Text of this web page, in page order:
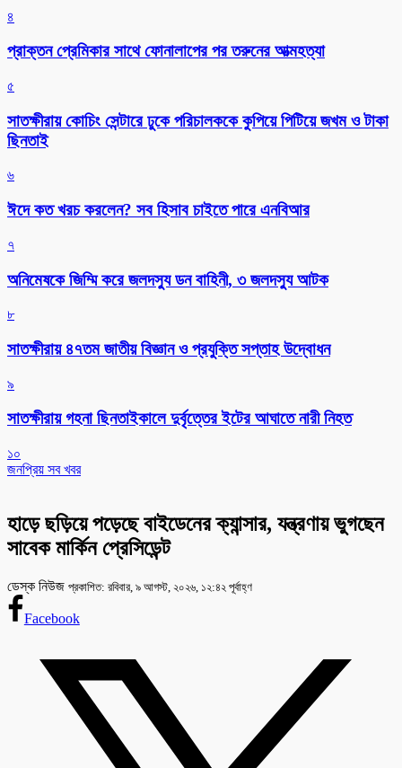
৪
প্রাক্তন প্রেমিকার সাথে ফোনালাপের পর তরুনের আত্মহত্যা
৫
সাতক্ষীরায় কোচিং সেন্টারে ঢুকে পরিচালককে কুপিয়ে পিটিয়ে জখম ও টাকা
ছিনতাই
৬
ঈদে কত খরচ করলেন? সব হিসাব চাইতে পারে এনবিআর
৭
অনিমেষকে জিম্মি করে জলদস্যু ডন বাহিনী, ৩ জলদস্যু আটক
৮
সাতক্ষীরায় ৪৭তম জাতীয় বিজ্ঞান ও প্রযুক্তি সপ্তাহ উদ্বোধন
৯
সাতক্ষীরায় গহনা ছিনতাইকালে দুর্বৃত্তের ইটের আঘাতে নারী নিহত
১০
জনপ্রিয় সব খবর
হাড়ে ছড়িয়ে পড়েছে বাইডেনের ক্যান্সার, যন্ত্রণায় ভুগছেন
সাবেক মার্কিন প্রেসিডেন্ট
ডেস্ক নিউজ প্রকাশিত: রবিবার, ৯ আগস্ট, ২০২৬, ১২:৪২ পূর্বাহ্ণ
Facebook